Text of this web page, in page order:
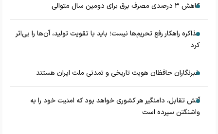
کاهش ۳ درصدی مصرف برق برای دومین سال متوالی
مذاکره راهکار رفع تحریم‌ها نیست؛ باید با تقویت تولید، آن‌ها را بی‌اثر
کرد
خبرنگاران حافظان هویت تاریخی و تمدنی ملت ایران هستند
آتش تقابل، دامنگیر هر کشوری خواهد بود که امنیت خود را به
واشنگتن سپرده است